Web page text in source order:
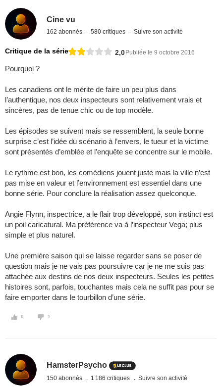
Cine vu
162 abonnés 580 critiques Suivre son activité
Critique de la série 2,0Publiée le 9 octobre 2016
Pourquoi ?
Les canadiens ont le mérite de faire un peu plus dans
l’authentique, nos deux inspecteurs sont relativement vrais et
sincères, pas de tenue chic ou de top modèle.
Les épisodes se suivent mais se ressemblent, la seule bonne
surprise c’est l’idée du scénario à l’envers, le tueur et la victime
sont présentés d’emblée et l’enquête se concentre sur le mobile.
Le rythme est bon, les comédiens jouent juste mais la ville n’est
pas mise en valeur et l’environnement est essentiel dans une
bonne série. Pour conclure la réalisation assez quelconque.
Angie Flynn, inspectrice, a le flair trop développé, son instinct est
un poil caricatural. Ma préférence va à l’inspecteur Vega; plus
simple et plus naturel.
Une première saison qui se laisse regarder sans se poser de
question mais je ne vais pas poursuivre car je ne me suis pas
attachée aux destins de nos deux inspecteurs. Seules les petites
histoires sont, parfois, touchantes mais cela ne suffit pas pour se
faire emporter dans le tourbillon d’une série.
0 1
HamsterPsycho
150 abonnés 1 186 critiques Suivre son activité